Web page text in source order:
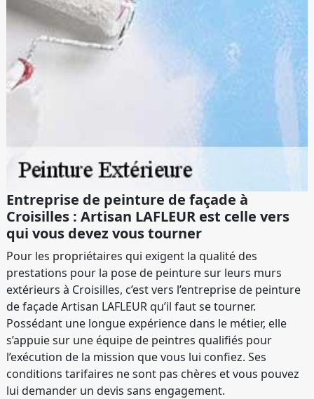
Entreprise de peinture de façade à
Croisilles : Artisan LAFLEUR est celle vers
qui vous devez vous tourner
Pour les propriétaires qui exigent la qualité des
prestations pour la pose de peinture sur leurs murs
extérieurs à Croisilles, c’est vers l’entreprise de peinture
de façade Artisan LAFLEUR qu’il faut se tourner.
Possédant une longue expérience dans le métier, elle
s’appuie sur une équipe de peintres qualifiés pour
l’exécution de la mission que vous lui confiez. Ses
conditions tarifaires ne sont pas chères et vous pouvez
lui demander un devis sans engagement.